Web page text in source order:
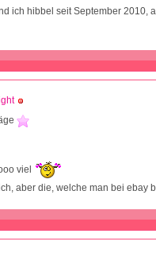
ich hibbel seit September 2010,
viel
aber die, welche man bei ebay